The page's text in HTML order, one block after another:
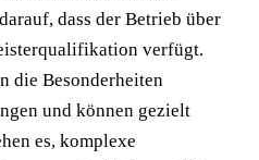
dass der Betrieb über
verfügt.
die Besonderheiten
und können gezielt
es, komplexe